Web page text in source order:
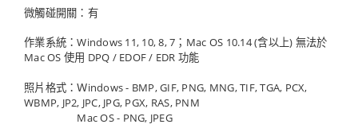
微觸碰開關：有
作業系統：Windows 11, 10, 8, 7；Mac OS 10.14 (含以上) 無法於
Mac OS 使用 DPQ / EDOF / EDR 功能
照片格式：Ｗindows - BMP, GIF, PNG, MNG, TIF, TGA, PCX,
WBMP, JP2, JPC, JPG, PGX, RAS, PNM
Mac OS - PNG, JPEG